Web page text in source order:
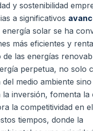
y sostenibilidad
a significativos
energía solar se ha
más eficientes y
las energías
perpetua, no solo
medio ambiente sino
la inversión, fomenta la
la competitividad en
tiempos, donde la